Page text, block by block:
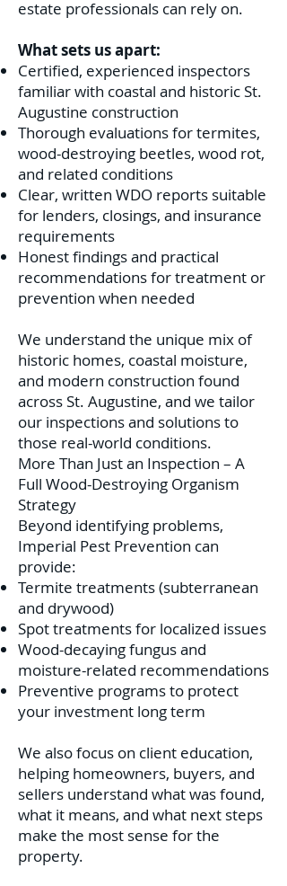
estate professionals can rely on.
What sets us apart:
Certified, experienced inspectors
familiar with coastal and historic St.
Augustine construction
Thorough evaluations for termites,
wood-destroying beetles, wood rot,
and related conditions
Clear, written WDO reports suitable
for lenders, closings, and insurance
requirements
Honest findings and practical
recommendations for treatment or
prevention when needed
We understand the unique mix of
historic homes, coastal moisture,
and modern construction found
across St. Augustine, and we tailor
our inspections and solutions to
those real-world conditions.
More Than Just an Inspection – A
Full Wood-Destroying Organism
Strategy
Beyond identifying problems,
Imperial Pest Prevention can
provide:
Termite treatments (subterranean
and drywood)
Spot treatments for localized issues
Wood-decaying fungus and
moisture-related recommendations
Preventive programs to protect
your investment long term
We also focus on client education,
helping homeowners, buyers, and
sellers understand what was found,
what it means, and what next steps
make the most sense for the
property.